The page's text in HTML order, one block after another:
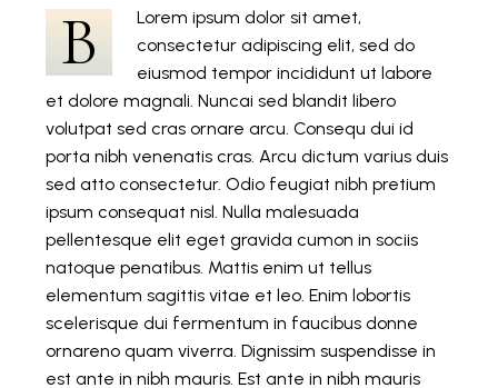
B
Lorem ipsum dolor sit amet,
consectetur adipiscing elit, sed do
eiusmod tempor incididunt ut labore
et dolore magnali. Nuncai sed blandit libero
volutpat sed cras ornare arcu. Consequ dui id
porta nibh venenatis cras. Arcu dictum varius duis
sed atto consectetur. Odio feugiat nibh pretium
ipsum consequat nisl. Nulla malesuada
pellentesque elit eget gravida cumon in sociis
natoque penatibus. Mattis enim ut tellus
elementum sagittis vitae et leo. Enim lobortis
scelerisque dui fermentum in faucibus donne
ornareno quam viverra. Dignissim suspendisse in
est ante in nibh mauris. Est ante in nibh mauris